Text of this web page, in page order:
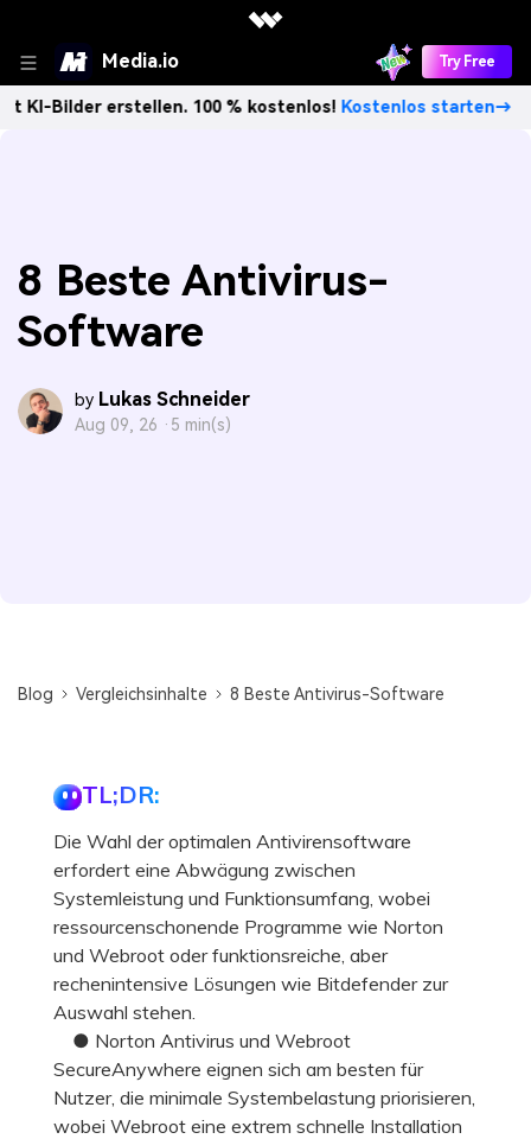
Media.io Try Free
erstellen. 100 % kostenlos!Kostenlos starten→
8 Beste Antivirus-
Software
by Lukas Schneider
Aug 09, 26 · 5 min(s)
Blog Vergleichsinhalte 8 Beste Antivirus-Software
TL;DR:
Die Wahl der optimalen Antivirensoftware
erfordert eine Abwägung zwischen
Systemleistung und Funktionsumfang, wobei
ressourcenschonende Programme wie Norton
und Webroot oder funktionsreiche, aber
rechenintensive Lösungen wie Bitdefender zur
Auswahl stehen.
● Norton Antivirus und Webroot
SecureAnywhere eignen sich am besten für
Nutzer, die minimale Systembelastung priorisieren,
wobei Webroot eine extrem schnelle Installation